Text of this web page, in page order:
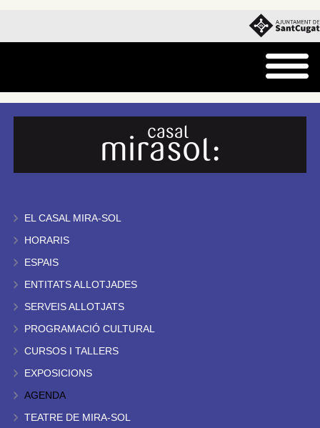
EL CASAL MIRA-SOL
HORARIS
ESPAIS
ENTITATS ALLOTJADES
SERVEIS ALLOTJATS
PROGRAMACIÓ CULTURAL
CURSOS I TALLERS
EXPOSICIONS
AGENDA
TEATRE DE MIRA-SOL